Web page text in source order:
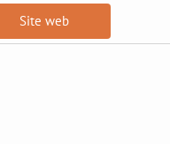
Site web